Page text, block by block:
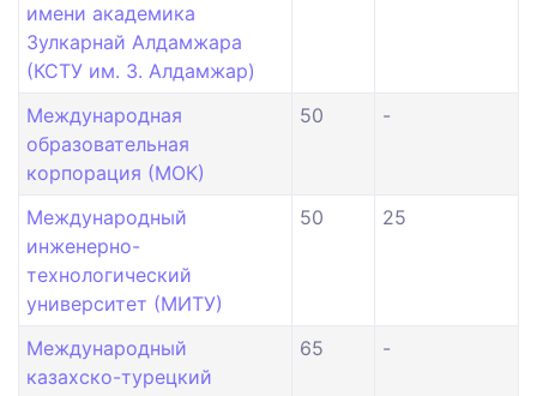
имени академика
Зулкарнай Алдамжара
(КСТУ им. З. Алдамжар)
Международная
образовательная
корпорация (МОК)
50 -
Международный
инженерно-
технологический
университет (МИТУ)
50 25
Международный
казахско-турецкий
65 -